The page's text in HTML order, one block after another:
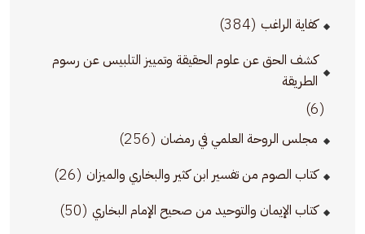
كفاية الراغب (384)
كشف الحق عن علوم الحقيقة وتمييز التلبيس عن رسوم
الطريقة
(6)
مجلس الروحة العلمي في رمضان (256)
كتاب الصوم من تفسير ابن كثير والبخاري والميزان (26)
كتاب الإيمان والتوحيد من صحيح الإمام البخاري (50)